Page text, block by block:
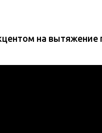
на вытяжение